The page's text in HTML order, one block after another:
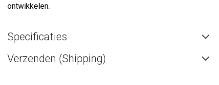
ontwikkelen.
Specificaties
Verzenden (Shipping)